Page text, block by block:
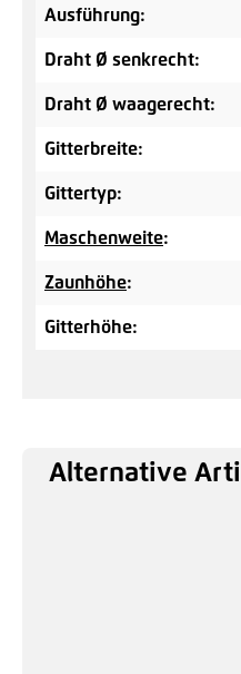
Ausführung:
Draht Ø senkrecht:
Draht Ø waagerecht:
Gitterbreite:
Gittertyp:
Maschenweite:
Zaunhöhe:
Gitterhöhe:
Alternative